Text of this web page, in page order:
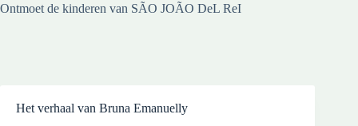
Ontmoet de kinderen van SÃO JOÃO DeL ReI
Het verhaal van Bruna Emanuelly